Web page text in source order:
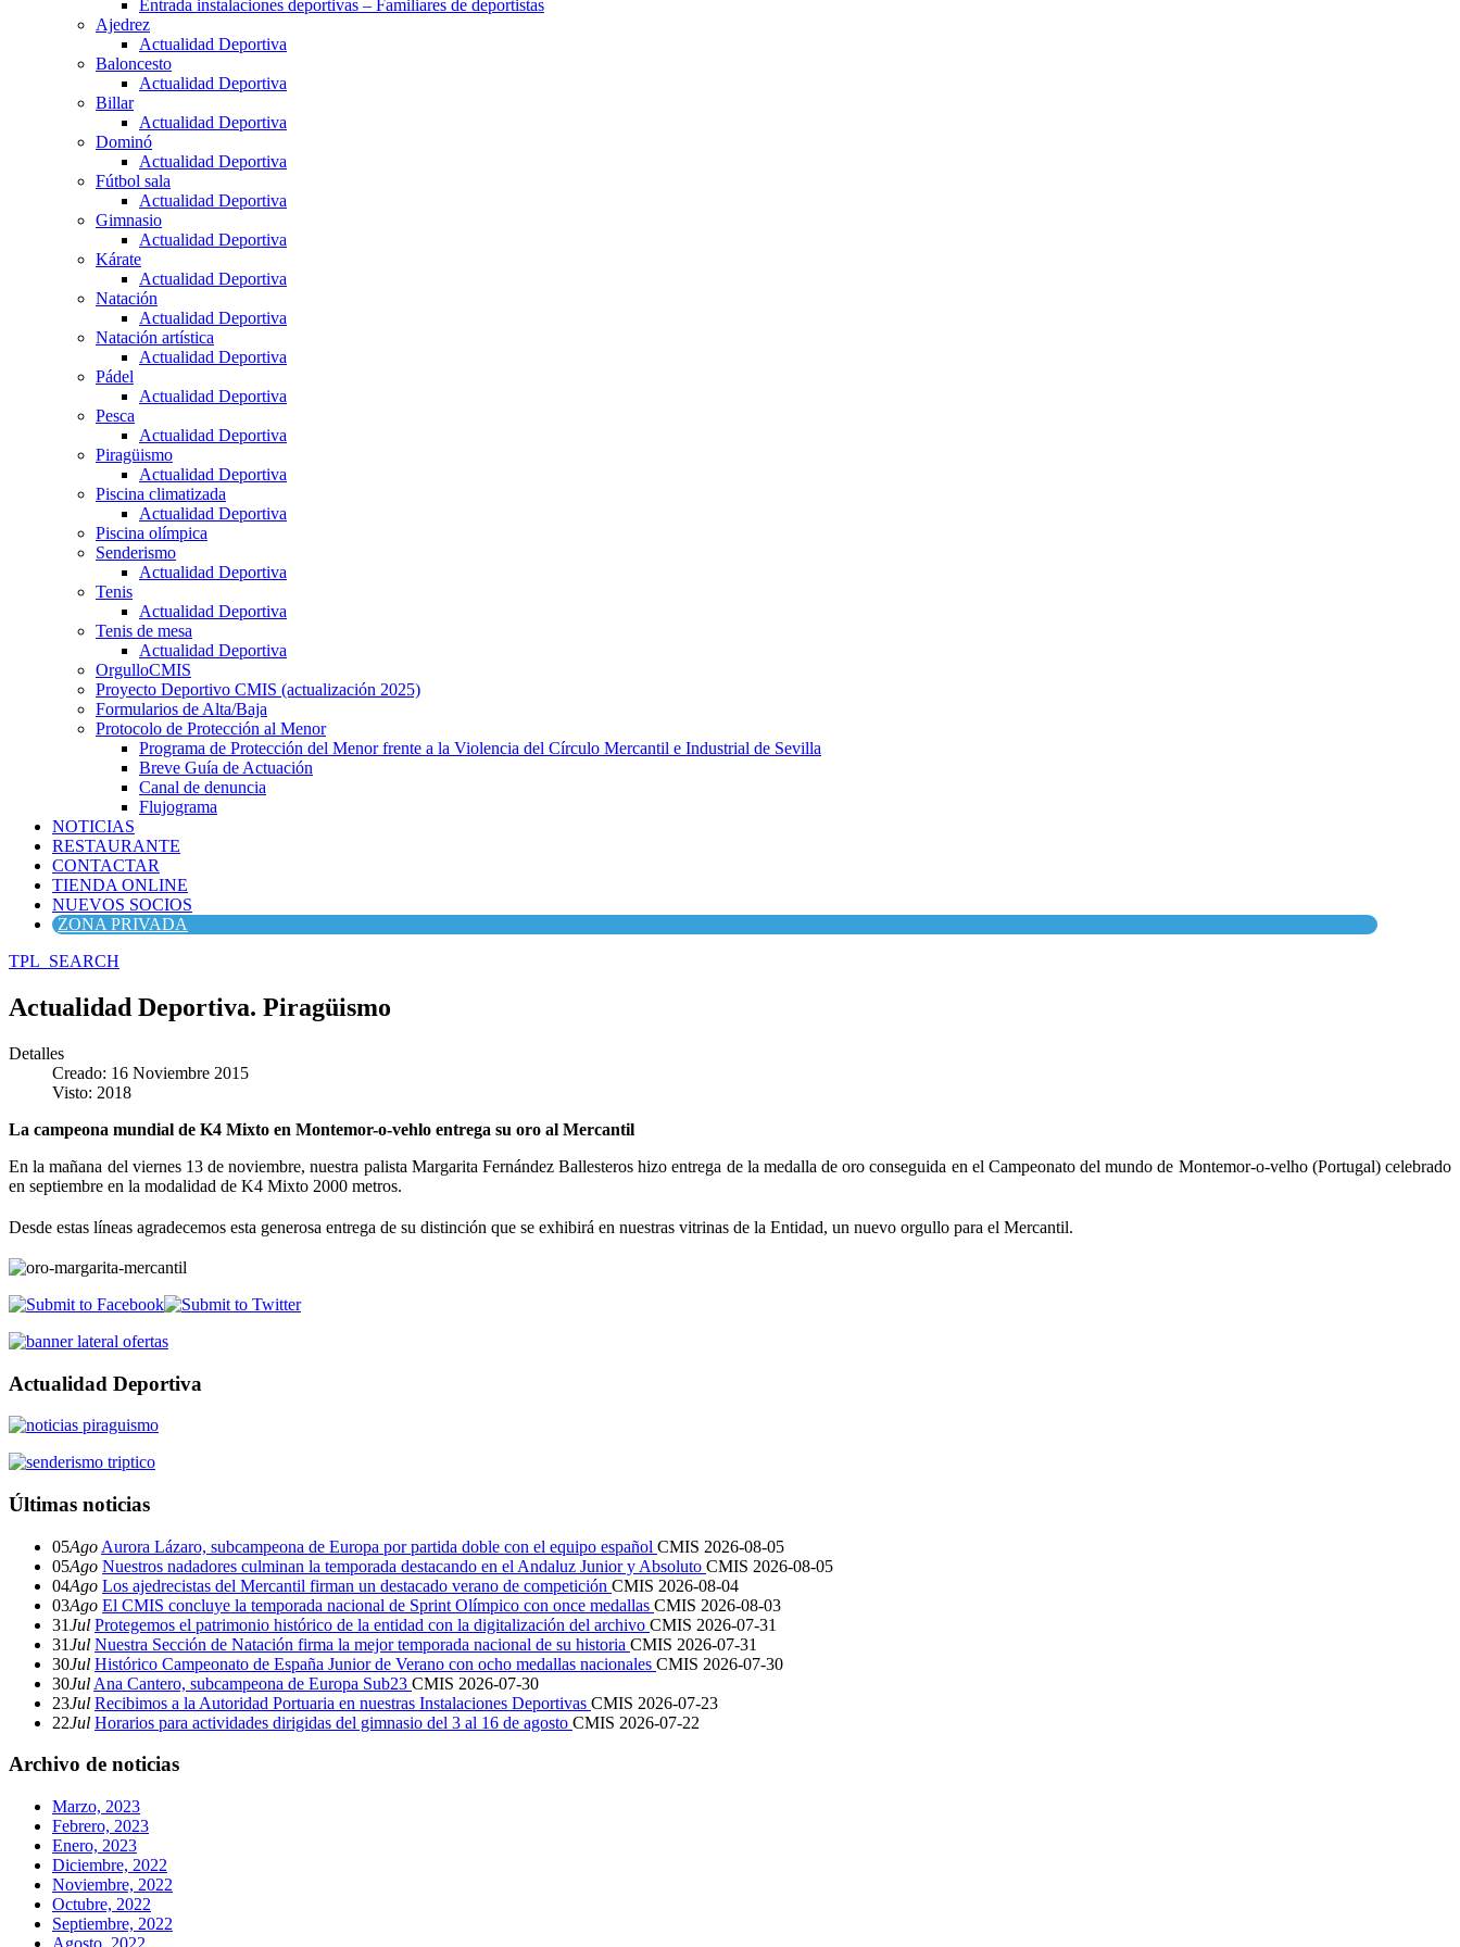
Entrada instalaciones deportivas – Familiares de deportistas
Ajedrez
Actualidad Deportiva
Baloncesto
Actualidad Deportiva
Billar
Actualidad Deportiva
Dominó
Actualidad Deportiva
Fútbol sala
Actualidad Deportiva
Gimnasio
Actualidad Deportiva
Kárate
Actualidad Deportiva
Natación
Actualidad Deportiva
Natación artística
Actualidad Deportiva
Pádel
Actualidad Deportiva
Pesca
Actualidad Deportiva
Piragüismo
Actualidad Deportiva
Piscina climatizada
Actualidad Deportiva
Piscina olímpica
Senderismo
Actualidad Deportiva
Tenis
Actualidad Deportiva
Tenis de mesa
Actualidad Deportiva
OrgulloCMIS
Proyecto Deportivo CMIS (actualización 2025)
Formularios de Alta/Baja
Protocolo de Protección al Menor
Programa de Protección del Menor frente a la Violencia del Círculo Mercantil e Industrial de Sevilla
Breve Guía de Actuación
Canal de denuncia
Flujograma
NOTICIAS
RESTAURANTE
CONTACTAR
TIENDA ONLINE
NUEVOS SOCIOS
ZONA PRIVADA
TPL_SEARCH
Actualidad Deportiva. Piragüismo
Detalles
Creado: 16 Noviembre 2015
Visto: 2018
La campeona mundial de K4 Mixto en Montemor-o-vehlo entrega su oro al Mercantil
En la mañana del viernes 13 de noviembre, nuestra palista Margarita Fernández Ballesteros hizo entrega de la medalla de oro conseguida en el Campeonato del mundo de Montemor-o-velho (Portugal) celebrado
en septiembre en la modalidad de K4 Mixto 2000 metros.
Desde estas líneas agradecemos esta generosa entrega de su distinción que se exhibirá en nuestras vitrinas de la Entidad, un nuevo orgullo para el Mercantil.
Actualidad Deportiva
Últimas noticias
05Ago Aurora Lázaro, subcampeona de Europa por partida doble con el equipo español CMIS 2026-08-05
05Ago Nuestros nadadores culminan la temporada destacando en el Andaluz Junior y Absoluto CMIS 2026-08-05
04Ago Los ajedrecistas del Mercantil firman un destacado verano de competición CMIS 2026-08-04
03Ago El CMIS concluye la temporada nacional de Sprint Olímpico con once medallas CMIS 2026-08-03
31Jul Protegemos el patrimonio histórico de la entidad con la digitalización del archivo CMIS 2026-07-31
31Jul Nuestra Sección de Natación firma la mejor temporada nacional de su historia CMIS 2026-07-31
30Jul Histórico Campeonato de España Junior de Verano con ocho medallas nacionales CMIS 2026-07-30
30Jul Ana Cantero, subcampeona de Europa Sub23 CMIS 2026-07-30
23Jul Recibimos a la Autoridad Portuaria en nuestras Instalaciones Deportivas CMIS 2026-07-23
22Jul Horarios para actividades dirigidas del gimnasio del 3 al 16 de agosto CMIS 2026-07-22
Archivo de noticias
Marzo, 2023
Febrero, 2023
Enero, 2023
Diciembre, 2022
Noviembre, 2022
Octubre, 2022
Septiembre, 2022